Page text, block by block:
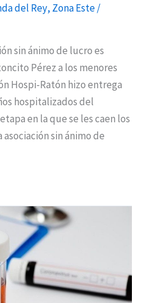
del Rey, Zona Este/
sin ánimo de lucro es
Pérez a los menores
Hospi-Ratón hizo entrega
hospitalizados del
en la que se les caen los
sin ánimo de